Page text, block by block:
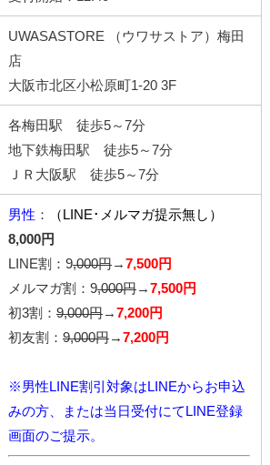
UWASASTORE （ウワサストア）梅田
店
大阪市北区小松原町1-20 3F
各梅田駅 徒歩5～7分
地下鉄梅田駅 徒歩5～7分
ＪＲ大阪駅 徒歩5～7分
男性 ：
（LINE･メルマガ提示無し）
8,000円
LINE割：9,000円 → 7,500円
メルマガ割：9,000円 → 7,500円
初3割： 9,000円 → 7,200円
初友割： 9,000円 → 7,200円
※男性LINE割引対象はLINEからお申込
みの方、または当日受付にてLINE登録
画面のご提示。